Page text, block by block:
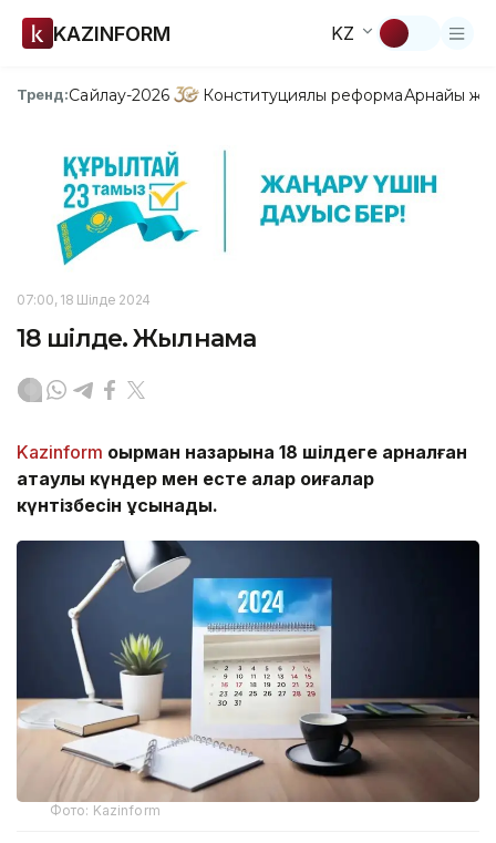
KAZINFORM KZ
Тренд:Сайлау-2026 Конституциялық реформаАрнайы
07:00, 18 Шілде 2024
18 шілде. Жылнама
Kazinform оқырман назарына 18 шілдеге арналған
атаулы күндер мен есте қалар оқиғалар
күнтізбесін ұсынады.
Фото: Kazinform